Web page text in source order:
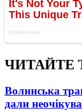
ЧИТАЙТЕ
Волинська
дали